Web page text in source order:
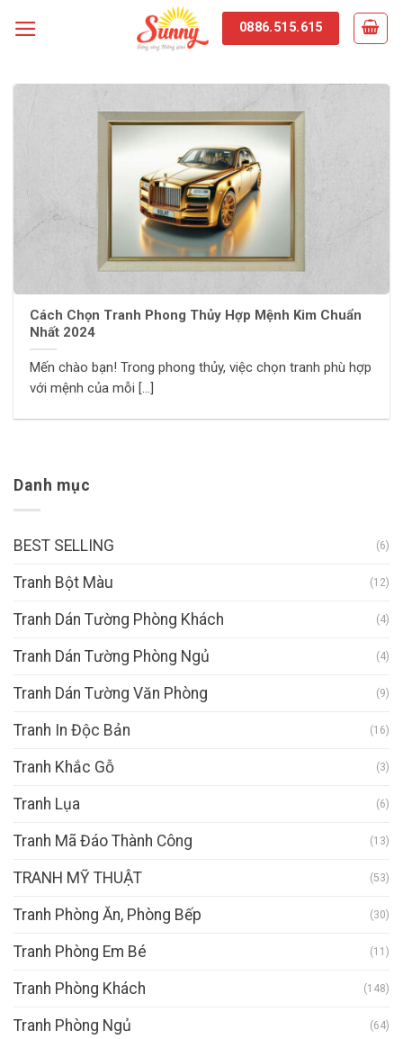
0886.515.615
Cách Chọn Tranh Phong Thủy Hợp Mệnh Kim Chuẩn
Nhất 2024
Mến chào bạn! Trong phong thủy, việc chọn tranh phù hợp
với mệnh của mỗi [...]
Danh mục
BEST SELLING (6)
Tranh Bột Màu (12)
Tranh Dán Tường Phòng Khách (4)
Tranh Dán Tường Phòng Ngủ (4)
Tranh Dán Tường Văn Phòng (9)
Tranh In Độc Bản (16)
Tranh Khắc Gỗ (3)
Tranh Lụa (6)
Tranh Mã Đáo Thành Công (13)
TRANH MỸ THUẬT (53)
Tranh Phòng Ăn, Phòng Bếp (30)
Tranh Phòng Em Bé (11)
Tranh Phòng Khách (148)
Tranh Phòng Ngủ (64)